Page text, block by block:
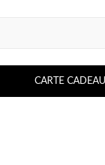
CARTE CADEAU